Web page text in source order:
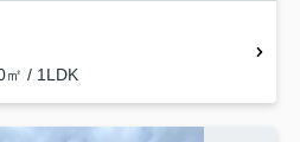
㎡ / 1LDK